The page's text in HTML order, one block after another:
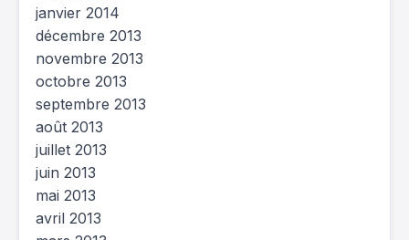
janvier 2014
décembre 2013
novembre 2013
octobre 2013
septembre 2013
août 2013
juillet 2013
juin 2013
mai 2013
avril 2013